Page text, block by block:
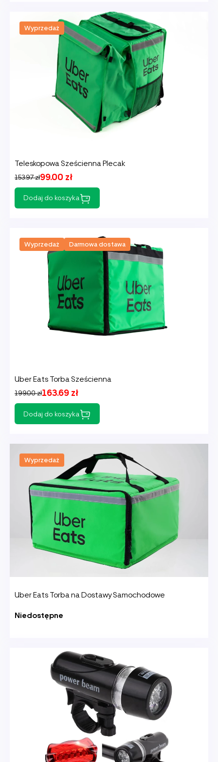
Wyprzedaż
Teleskopowa Sześcienna Plecak
99.00 zł
153.97 zł
Dodaj do koszyka
Wyprzedaż Darmowa dostawa
Uber Eats Torba Sześcienna
163.69 zł
199.00 zł
Dodaj do koszyka
Wyprzedaż
Uber Eats Torba na Dostawy Samochodowe
Niedostępne